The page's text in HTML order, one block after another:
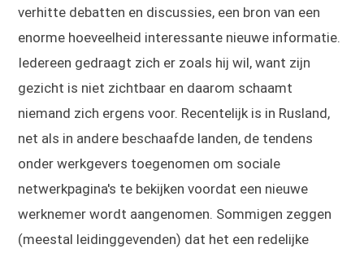
verhitte debatten en discussies, een bron van een
enorme hoeveelheid interessante nieuwe informatie.
Iedereen gedraagt zich er zoals hij wil, want zijn
gezicht is niet zichtbaar en daarom schaamt
niemand zich ergens voor. Recentelijk is in Rusland,
net als in andere beschaafde landen, de tendens
onder werkgevers toegenomen om sociale
netwerkpagina's te bekijken voordat een nieuwe
werknemer wordt aangenomen. Sommigen zeggen
(meestal leidinggevenden) dat het een redelijke